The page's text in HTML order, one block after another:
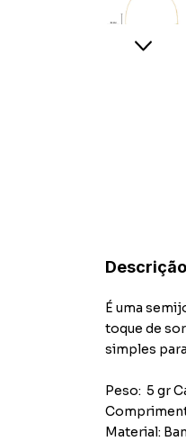
Descrição
É uma
toque de
simples
Peso: 5 gr
Material: